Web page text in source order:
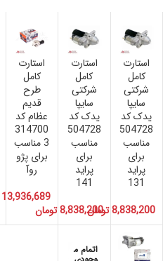
استارت
کامل
شرکتی
سایپا
یدک کد
504728
مناسب
برای
پراید
131
8,838,200تومان
استارت
کامل
شرکتی
سایپا
یدک کد
504728
مناسب
برای
پراید
141
8,838,200 تومان
استارت
کامل
طرح
قدیم
عظام کد
314700
3 مناسب
برای پژو
روآ
13,936,689
اتمام م